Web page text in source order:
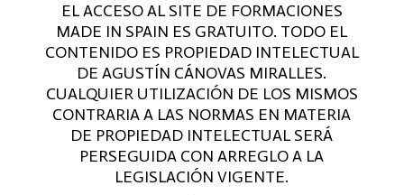
EL ACCESO AL SITE DE FORMACIONES
MADE IN SPAIN ES GRATUITO. TODO EL
CONTENIDO ES PROPIEDAD INTELECTUAL
DE AGUSTÍN CÁNOVAS MIRALLES.
CUALQUIER UTILIZACIÓN DE LOS MISMOS
CONTRARIA A LAS NORMAS EN MATERIA
DE PROPIEDAD INTELECTUAL SERÁ
PERSEGUIDA CON ARREGLO A LA
LEGISLACIÓN VIGENTE.